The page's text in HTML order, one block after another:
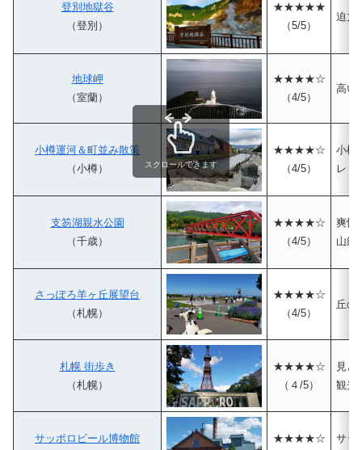
登別地獄谷
（登別）
★★★★★
（5/5）
迫力
地球岬
（室蘭）
★★★★☆
（4/5）
高い
小樽運河＆町並み散策
（小樽）
★★★★☆
（4/5）
小樽
レト
支笏湖親水公園
（千歳）
★★★★☆
（4/5）
爽快
山線
さっぽろ羊ヶ丘展望台
（札幌）
★★★★☆
（4/5）
丘の
札幌 街歩き
（札幌）
★★★★☆
（４/5）
見ど
観光
サッポロビール博物館
★★★★☆
サッ
スクロールできます